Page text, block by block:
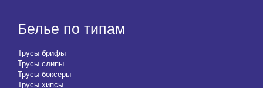
Белье по типам
Трусы брифы
Трусы слипы
Трусы боксеры
Трусы хипсы